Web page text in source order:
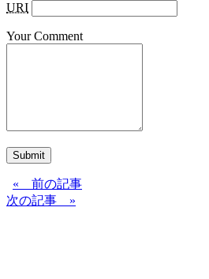
URI
Your Comment
Submit
« 前の記事
次の記事 »